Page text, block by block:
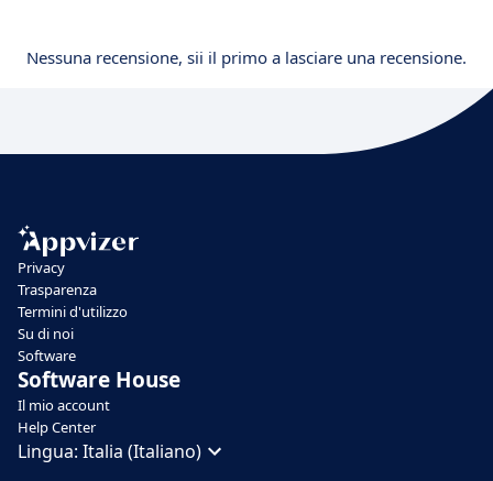
Nessuna recensione, sii il primo a lasciare una recensione.
Privacy
Trasparenza
Termini d'utilizzo
Su di noi
Software
Software House
Il mio account
Help Center
Lingua: Italia (Italiano)